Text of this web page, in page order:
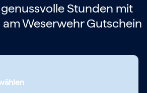
Stunden mit
am Weserwehr Gutschein